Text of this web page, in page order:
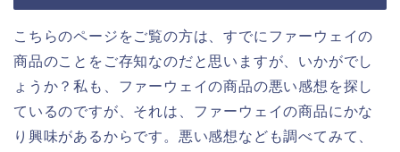
こちらのページをご覧の方は、すでにファーウェイの
商品のことをご存知なのだと思いますが、いかがでし
ょうか？私も、ファーウェイの商品の悪い感想を探し
ているのですが、それは、ファーウェイの商品にかな
り興味があるからです。悪い感想なども調べてみて、